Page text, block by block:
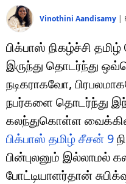
Vinothini Aandisamy |
பிக்பாஸ் நிகழ்ச்சி
இருந்து தொடர்ந்து
நடிகராகவோ,
நபர்களை தொடர்ந்து
கலந்துகொள்ள
பிக்பாஸ் தமிழ் சீசன் 9
பின்புலனும் இல்லாமல்
போட்டியாளர்தான்